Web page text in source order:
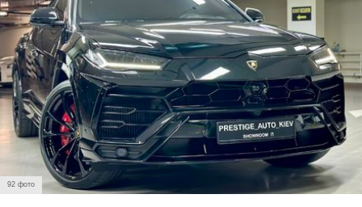
92 фото